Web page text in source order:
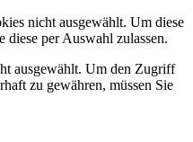
nicht ausgewählt. Um diese
diese per Auswahl zulassen.
ausgewählt. Um den Zugriff
zu gewähren, müssen Sie